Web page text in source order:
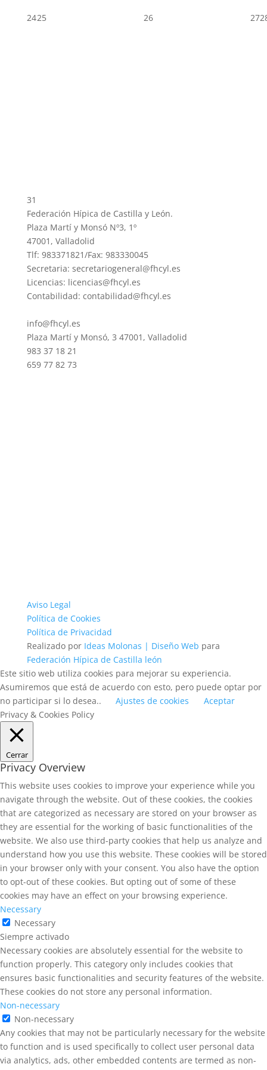
2425 26 27
31
Federación Hípica de Castilla y León.
Plaza Martí y Monsó Nº3, 1º
47001, Valladolid
Tlf: 983371821/Fax: 983330045
Secretaria: secretariogeneral@fhcyl.es
Licencias: licencias@fhcyl.es
Contabilidad: contabilidad@fhcyl.es
info@fhcyl.es
Plaza Martí y Monsó, 3 47001, Valladolid
983 37 18 21
659 77 82 73
Aviso Legal
Política de Cookies
Política de Privacidad
Realizado por Ideas Molonas | Diseño Web para
Federación Hípica de Castilla león
Este sitio web utiliza cookies para mejorar su experiencia.
Asumiremos que está de acuerdo con esto, pero puede optar por
no participar si lo desea..
Ajustes de cookies
Aceptar
Privacy & Cookies Policy
Cerrar
Privacy Overview
This website uses cookies to improve your experience while you
navigate through the website. Out of these cookies, the cookies
that are categorized as necessary are stored on your browser as
they are essential for the working of basic functionalities of the
website. We also use third-party cookies that help us analyze and
understand how you use this website. These cookies will be stored
in your browser only with your consent. You also have the option
to opt-out of these cookies. But opting out of some of these
cookies may have an effect on your browsing experience.
Necessary
Necessary
Siempre activado
Necessary cookies are absolutely essential for the website to
function properly. This category only includes cookies that
ensures basic functionalities and security features of the website.
These cookies do not store any personal information.
Non-necessary
Non-necessary
Any cookies that may not be particularly necessary for the website
to function and is used specifically to collect user personal data
via analytics, ads, other embedded contents are termed as non-